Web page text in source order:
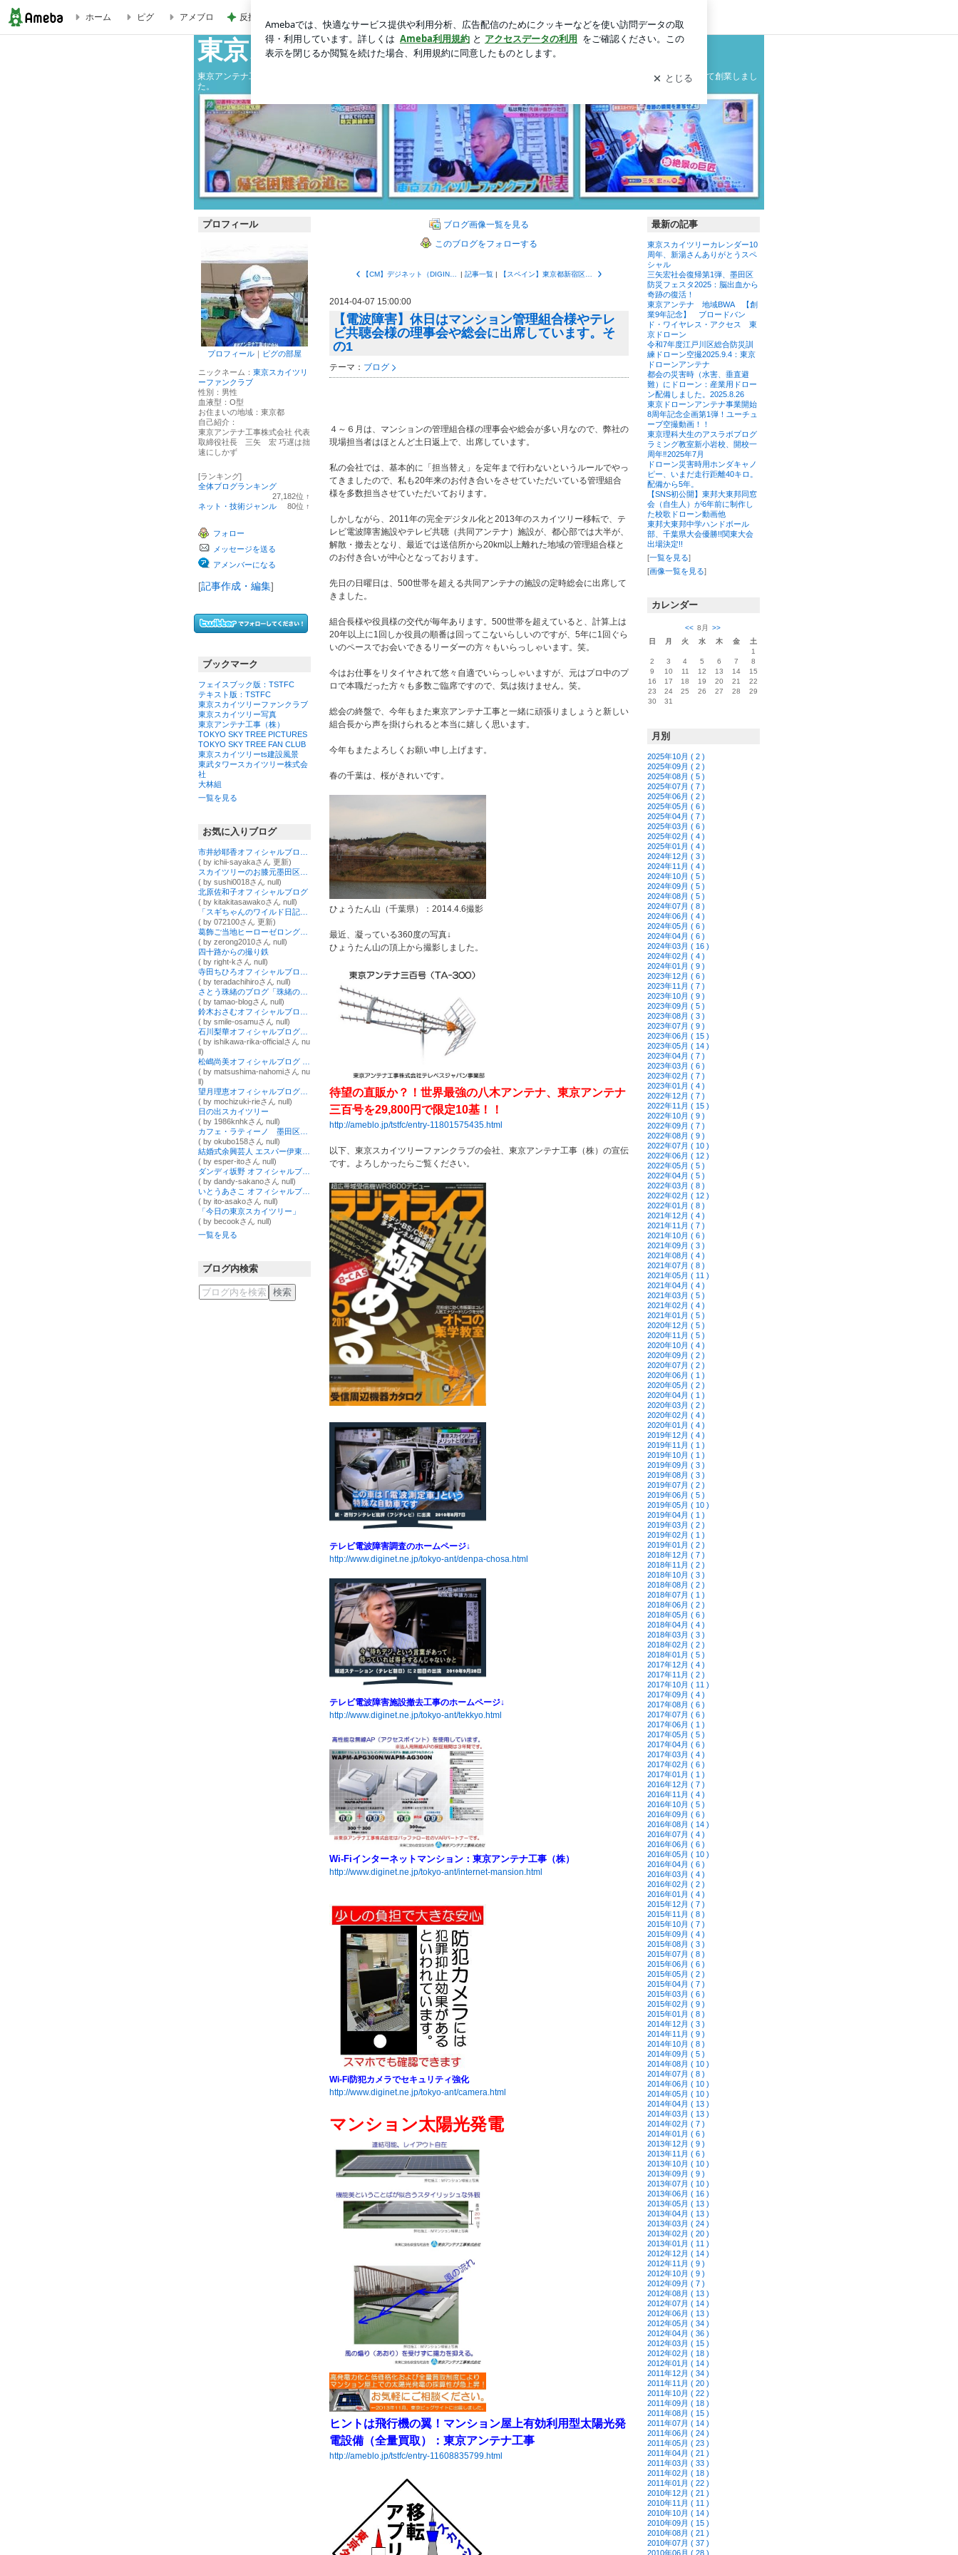
【電波障害】休日はマンション管理組合様やテレビ共聴会様の理事会や総会に出席しています。その1 | 東京スカイツリーファンクラブブログ
ホーム ピグ アメブロ 反抗期の娘が行きたくない韓国旅行
東京スカイツリーファンクラブブログ
東京アンテナ工事（株）の社長のブログです。弊社は東京タワーが開業した昭和33年（1958）にテレビアンテナの製造メーカーとして創業しまし
た。
プロフィール
プロフィール ｜ ピグの部屋
ニックネーム： 東京スカイツリ
ーファンクラブ
性別： 男性
血液型： O型
お住まいの地域： 東京都
自己紹介：
東京アンテナ工事株式会社 代表
取締役社長 三矢 宏 巧遅は拙
速にしかず
[ランキング]
全体ブログランキング
27,182位 ↑
ネット・技術ジャンル 80位 ↑
フォロー
メッセージを送る
アメンバーになる
[記事作成・編集]
ブックマーク
フェイスブック版：TSTFC
テキスト版：TSTFC
東京スカイツリーファンクラブ
東京スカイツリー写真
東京アンテナ工事（株）
TOKYO SKY TREE PICTURES
TOKYO SKY TREE FAN CLUB
東京スカイツリーts建設風景
東武タワースカイツリー株式会
社
大林組
一覧を見る
お気に入りブログ
( by ichii-sayakaさん 更新)
( by sushi0018さん null)
北原佐和子オフィシャルブログ
( by kitakitasawakoさん null)
( by 072100さん 更新)
( by zerong2010さん null)
四十路からの撮り鉄
( by right-kさん null)
( by teradachihiroさん null)
( by tamao-blogさん null)
( by smile-osamuさん null)
( by ishikawa-rika-officialさん nu
ll)
( by matsushima-nahomiさん nu
ll)
( by mochizuki-rieさん null)
日の出スカイツリー
( by 1986knhkさん null)
( by okubo158さん null)
( by esper-itoさん null)
( by dandy-sakanoさん null)
( by ito-asakoさん null)
「今日の東京スカイツリー」
( by becookさん null)
一覧を見る
ブログ内検索
ブログ画像一覧を見る
このブログをフォローする
| 記事一覧 |
2014-04-07 15:00:00
【電波障害】休日はマンション管理組合様やテレ
ビ共聴会様の理事会や総会に出席しています。そ
の1
テーマ： ブログ
４～６月は、マンションの管理組合様の理事会や総会が多い月なので、弊社の
現場担当者はほとんど土日返上で、出席しています。
私の会社では、基本的に「担当替え」を定年まで行わないというルールでやっ
てきましたので、私も20年来のお付き合いをさせていただいている管理組合
様を多数担当させていただいております。
しかしながら、2011年の完全デジタル化と2013年のスカイツリー移転で、テ
レビ電波障害施設やテレビ共聴（共同アンテナ）施設が、都心部では大半が、
解散・撤去となり、最近では送信所から20km以上離れた地域の管理組合様と
のお付き合いが中心となっております。
先日の日曜日は、500世帯を超える共同アンテナの施設の定時総会に出席して
きました。
組合長様や役員様の交代が毎年あります。500世帯を超えていると、計算上は
20年以上に1回しか役員の順番は回ってこないらしいのですが、5年に1回ぐら
いのペースでお会いできるリーダーの方々もいらっしゃいます。笑。
今はお仕事をリタイヤされて悠々自適でいらっしゃいますが、元はプロ中のプ
ロで本職だった方々も多数ご臨席ですので、気は抜けません。笑。
総会の終盤で、今年もまた東京アンテナ工事と一緒に頑張りましょうと新しい
組合長から声を掛けられると本当に嬉しく思います。
今年もまたよろしくお願い申し上げます。
春の千葉は、桜がきれいです。
ひょうたん山（千葉県）：2014.4.6撮影
最近、凝っている360度の写真↓
ひょうたん山の頂上から撮影しました。
待望の直販か？！世界最強の八木アンテナ、東京アンテナ
三百号を29,800円で限定10基！！
http://ameblo.jp/tstfc/entry-11801575435.html
以下、東京スカイツリーファンクラブの会社、東京アンテナ工事（株）の宣伝
です。よろしかったらご覧ください。
テレビ電波障害調査のホームページ↓
http://www.diginet.ne.jp/tokyo-ant/denpa-chosa.html
テレビ電波障害施設撤去工事のホームページ↓
http://www.diginet.ne.jp/tokyo-ant/tekkyo.html
Wi-Fiインターネットマンション：東京アンテナ工事（株）
http://www.diginet.ne.jp/tokyo-ant/internet-mansion.html
Wi-Fi防犯カメラでセキュリティ強化
http://www.diginet.ne.jp/tokyo-ant/camera.html
マンション太陽光発電
ヒントは飛行機の翼！マンション屋上有効利用型太陽光発
電設備（全量買取）：東京アンテナ工事
http://ameblo.jp/tstfc/entry-11608835799.html
最新の記事
東京スカイツリーカレンダー10
周年、新湯さんありがとうスペ
シャル
三矢宏社会復帰第1弾、墨田区
防災フェスタ2025：脳出血から
奇跡の復活！
東京アンテナ 地域BWA 【創
業9年記念】 ブロードバン
ド・ワイヤレス・アクセス 東
京ドローン
令和7年度江戸川区総合防災訓
練ドローン空撮2025.9.4：東京
ドローンアンテナ
都会の災害時（水害、垂直避
難）にドローン：産業用ドロー
ン配備しました。2025.8.26
東京ドローンアンテナ事業開始
8周年記念企画第1弾！ユーチュ
ーブ空撮動画！！
東京理科大生のアスラボプログ
ラミング教室新小岩校、開校一
周年‼2025年7月
ドローン災害時用ホンダキャノ
ピー、いまだ走行距離40キロ。
配備から5年。
【SNS初公開】東邦大東邦同窓
会（自生人）が6年前に制作し
た校歌ドローン動画他
東邦大東邦中学ハンドボール
部、千葉県大会優勝!!関東大会
出場決定!!
[一覧を見る]
[画像一覧を見る]
カレンダー
<< 8月
>>
日
月 火 水 木 金
土
1
2
3 4 5 6 7
8
9
10 11 12 13 14
15
16
17 18 19 20 21
22
23
24 25 26 27 28
29
30
31
月別
2025年10月 ( 2 )
2025年09月 ( 2 )
2025年08月 ( 5 )
2025年07月 ( 7 )
2025年06月 ( 2 )
2025年05月 ( 6 )
2025年04月 ( 7 )
2025年03月 ( 6 )
2025年02月 ( 4 )
2025年01月 ( 4 )
2024年12月 ( 3 )
2024年11月 ( 4 )
2024年10月 ( 5 )
2024年09月 ( 5 )
2024年08月 ( 5 )
2024年07月 ( 8 )
2024年06月 ( 4 )
2024年05月 ( 6 )
2024年04月 ( 6 )
2024年03月 ( 16 )
2024年02月 ( 4 )
2024年01月 ( 9 )
2023年12月 ( 6 )
2023年11月 ( 7 )
2023年10月 ( 9 )
2023年09月 ( 5 )
2023年08月 ( 3 )
2023年07月 ( 9 )
2023年06月 ( 15 )
2023年05月 ( 14 )
2023年04月 ( 7 )
2023年03月 ( 6 )
2023年02月 ( 7 )
2023年01月 ( 4 )
2022年12月 ( 7 )
2022年11月 ( 15 )
2022年10月 ( 9 )
2022年09月 ( 7 )
2022年08月 ( 9 )
2022年07月 ( 10 )
2022年06月 ( 12 )
2022年05月 ( 5 )
2022年04月 ( 5 )
2022年03月 ( 8 )
2022年02月 ( 12 )
2022年01月 ( 8 )
2021年12月 ( 4 )
2021年11月 ( 7 )
2021年10月 ( 6 )
2021年09月 ( 3 )
2021年08月 ( 4 )
2021年07月 ( 8 )
2021年05月 ( 11 )
2021年04月 ( 4 )
2021年03月 ( 5 )
2021年02月 ( 4 )
2021年01月 ( 5 )
2020年12月 ( 5 )
2020年11月 ( 5 )
2020年10月 ( 4 )
2020年09月 ( 2 )
2020年07月 ( 2 )
2020年06月 ( 1 )
2020年05月 ( 2 )
2020年04月 ( 1 )
2020年03月 ( 2 )
2020年02月 ( 4 )
2020年01月 ( 4 )
2019年12月 ( 4 )
2019年11月 ( 1 )
2019年10月 ( 1 )
2019年09月 ( 3 )
2019年08月 ( 3 )
2019年07月 ( 2 )
2019年06月 ( 5 )
2019年05月 ( 10 )
2019年04月 ( 1 )
2019年03月 ( 2 )
2019年02月 ( 1 )
2019年01月 ( 2 )
2018年12月 ( 7 )
2018年11月 ( 2 )
2018年10月 ( 3 )
2018年08月 ( 2 )
2018年07月 ( 1 )
2018年06月 ( 2 )
2018年05月 ( 6 )
2018年04月 ( 4 )
2018年03月 ( 3 )
2018年02月 ( 2 )
2018年01月 ( 5 )
2017年12月 ( 4 )
2017年11月 ( 2 )
2017年10月 ( 11 )
2017年09月 ( 4 )
2017年08月 ( 6 )
2017年07月 ( 6 )
2017年06月 ( 1 )
2017年05月 ( 5 )
2017年04月 ( 6 )
2017年03月 ( 4 )
2017年02月 ( 6 )
2017年01月 ( 1 )
2016年12月 ( 7 )
2016年11月 ( 4 )
2016年10月 ( 5 )
2016年09月 ( 6 )
2016年08月 ( 14 )
2016年07月 ( 4 )
2016年06月 ( 6 )
2016年05月 ( 10 )
2016年04月 ( 6 )
2016年03月 ( 4 )
2016年02月 ( 2 )
2016年01月 ( 4 )
2015年12月 ( 7 )
2015年11月 ( 8 )
2015年10月 ( 7 )
2015年09月 ( 4 )
2015年08月 ( 3 )
2015年07月 ( 8 )
2015年06月 ( 6 )
2015年05月 ( 2 )
2015年04月 ( 7 )
2015年03月 ( 6 )
2015年02月 ( 9 )
2015年01月 ( 8 )
2014年12月 ( 3 )
2014年11月 ( 9 )
2014年10月 ( 8 )
2014年09月 ( 5 )
2014年08月 ( 10 )
2014年07月 ( 8 )
2014年06月 ( 10 )
2014年05月 ( 10 )
2014年04月 ( 13 )
2014年03月 ( 13 )
2014年02月 ( 7 )
2014年01月 ( 6 )
2013年12月 ( 9 )
2013年11月 ( 6 )
2013年10月 ( 10 )
2013年09月 ( 9 )
2013年07月 ( 10 )
2013年06月 ( 16 )
2013年05月 ( 13 )
2013年04月 ( 13 )
2013年03月 ( 24 )
2013年02月 ( 20 )
2013年01月 ( 11 )
2012年12月 ( 14 )
2012年11月 ( 9 )
2012年10月 ( 9 )
2012年09月 ( 7 )
2012年08月 ( 13 )
2012年07月 ( 14 )
2012年06月 ( 13 )
2012年05月 ( 34 )
2012年04月 ( 36 )
2012年03月 ( 15 )
2012年02月 ( 18 )
2012年01月 ( 14 )
2011年12月 ( 34 )
2011年11月 ( 20 )
2011年10月 ( 22 )
2011年09月 ( 18 )
2011年08月 ( 15 )
2011年07月 ( 14 )
2011年06月 ( 24 )
2011年05月 ( 23 )
2011年04月 ( 21 )
2011年03月 ( 33 )
2011年02月 ( 18 )
2011年01月 ( 22 )
2010年12月 ( 21 )
2010年11月 ( 11 )
2010年10月 ( 14 )
2010年09月 ( 15 )
2010年08月 ( 21 )
2010年07月 ( 37 )
2010年06月 ( 28 )